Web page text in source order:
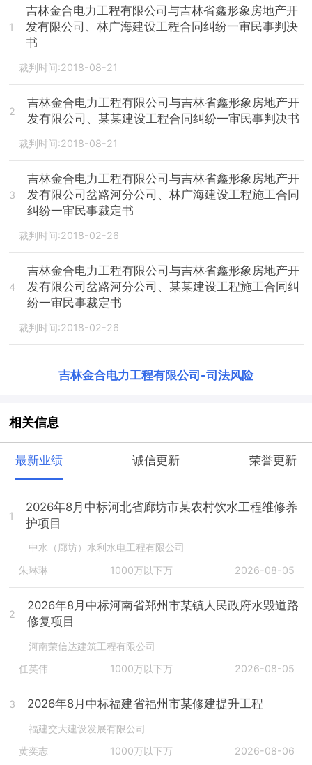
1
吉林金合电力工程有限公司与吉林省鑫形象房地产开
发有限公司、林广海建设工程合同纠纷一审民事判决
书
裁判时间:2018-08-21
2
吉林金合电力工程有限公司与吉林省鑫形象房地产开
发有限公司、某某建设工程合同纠纷一审民事判决书
裁判时间:2018-08-21
3
吉林金合电力工程有限公司与吉林省鑫形象房地产开
发有限公司岔路河分公司、林广海建设工程施工合同
纠纷一审民事裁定书
裁判时间:2018-02-26
4
吉林金合电力工程有限公司与吉林省鑫形象房地产开
发有限公司岔路河分公司、某某建设工程施工合同纠
纷一审民事裁定书
裁判时间:2018-02-26
吉林金合电力工程有限公司 -司法风险
相关信息
最新业绩 诚信更新 荣誉更新
1
2026年8月中标河北省廊坊市某农村饮水工程维修养
护项目
中水（廊坊）水利水电工程有限公司
朱琳琳
1000万以下万 2026-08-05
2
2026年8月中标河南省郑州市某镇人民政府水毁道路
修复项目
河南荣信达建筑工程有限公司
任英伟
1000万以下万 2026-08-05
3 2026年8月中标福建省福州市某修建提升工程
福建交大建设发展有限公司
黄奕志
1000万以下万 2026-08-06